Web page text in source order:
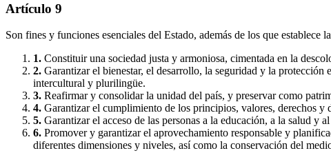
Artículo 9
Son fines y funciones esenciales del Estado, además de los que establece
1. Constituir una sociedad justa y armoniosa, cimentada en la
2. Garantizar el bienestar, el desarrollo, la seguridad y la
intercultural y plurilingüe.
3. Reafirmar y consolidar la unidad del país, y preservar como
4. Garantizar el cumplimiento de los principios, valores, derechos y
5. Garantizar el acceso de las personas a la educación, a la salud y
6. Promover y garantizar el aprovechamiento responsable y
diferentes dimensiones y niveles, así como la conservación del